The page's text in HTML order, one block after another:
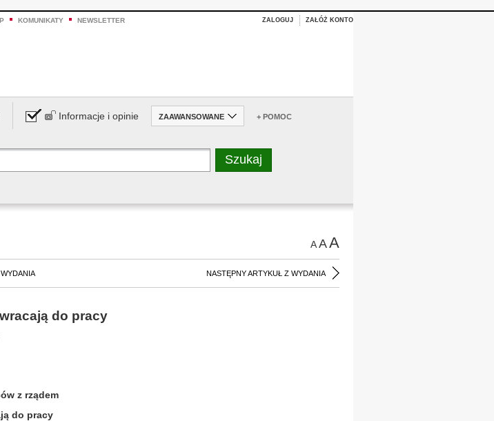
KOMUNIKATY NEWSLETTER ZALOGUJ ZAŁÓŻ KONTO
Informacje i opinie ZAAWANSOWANE + POMOC
AAA
NASTĘPNY ARTYKUŁ Z WYDANIA
do pracy
z rządem
do pracy